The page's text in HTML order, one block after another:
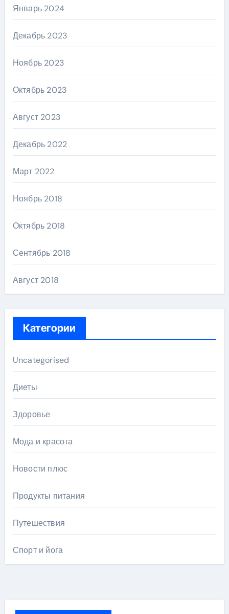
Январь 2024
Декабрь 2023
Ноябрь 2023
Октябрь 2023
Август 2023
Декабрь 2022
Март 2022
Ноябрь 2018
Октябрь 2018
Сентябрь 2018
Август 2018
Категории
Uncategorised
Диеты
Здоровье
Мода и красота
Новости плюс
Продукты питания
Путешествия
Спорт и йога